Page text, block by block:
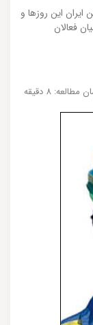
این روزها و
فعالان
مطالعه: 8 دقیقه